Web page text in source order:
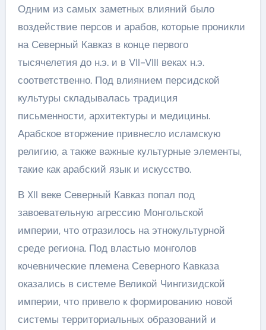
Одним из самых заметных влияний было
воздействие персов и арабов, которые проникли
на Северный Кавказ в конце первого
тысячелетия до н.э. и в VII-VIII веках н.э.
соответственно. Под влиянием персидской
культуры складывалась традиция
письменности, архитектуры и медицины.
Арабское вторжение привнесло исламскую
религию, а также важные культурные элементы,
такие как арабский язык и искусство.
В XII веке Северный Кавказ попал под
завоевательную агрессию Монгольской
империи, что отразилось на этнокультурной
среде региона. Под властью монголов
кочевнические племена Северного Кавказа
оказались в системе Великой Чингизидской
империи, что привело к формированию новой
системы территориальных образований и